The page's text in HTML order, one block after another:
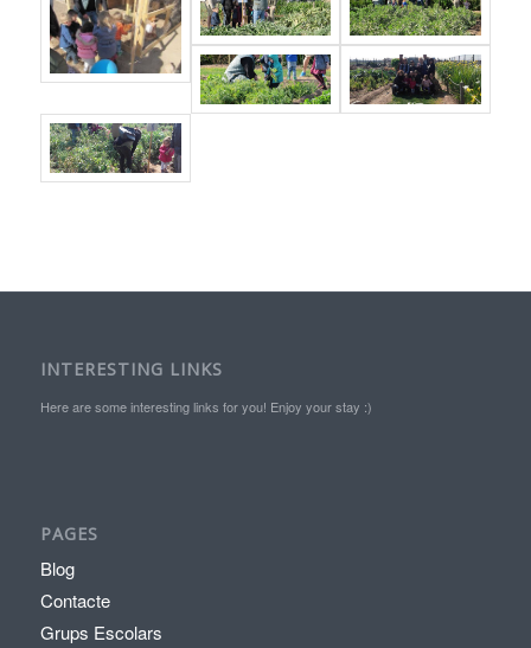
INTERESTING LINKS
Here are some interesting links for you! Enjoy your stay :)
PAGES
Blog
Contacte
Grups Escolars